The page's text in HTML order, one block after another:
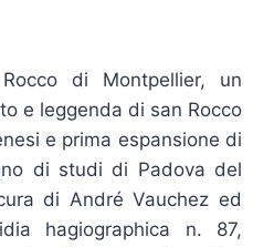
di Montpellier, un
e leggenda di san Rocco
e prima espansione di
di studi di Padova del
di André Vauchez ed
hagiographica n. 87,